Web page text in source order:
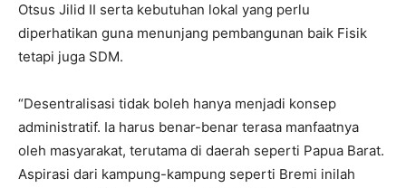
Otsus Jilid II serta kebutuhan lokal yang perlu
diperhatikan guna menunjang pembangunan baik Fisik
tetapi juga SDM.
“Desentralisasi tidak boleh hanya menjadi konsep
administratif. Ia harus benar-benar terasa manfaatnya
oleh masyarakat, terutama di daerah seperti Papua Barat.
Aspirasi dari kampung-kampung seperti Bremi inilah